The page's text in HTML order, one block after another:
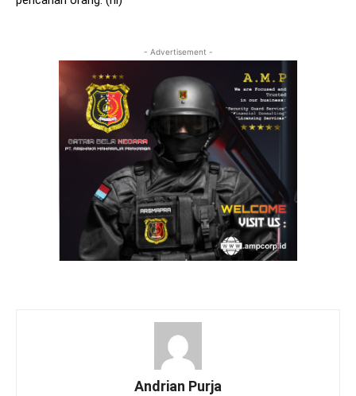
- Advertisement -
Andrian Purja